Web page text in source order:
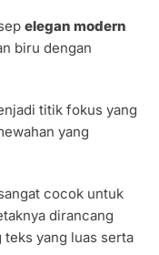
elegan modern
biru dengan
titik fokus yang
yang
cocok untuk
dirancang
yang luas serta